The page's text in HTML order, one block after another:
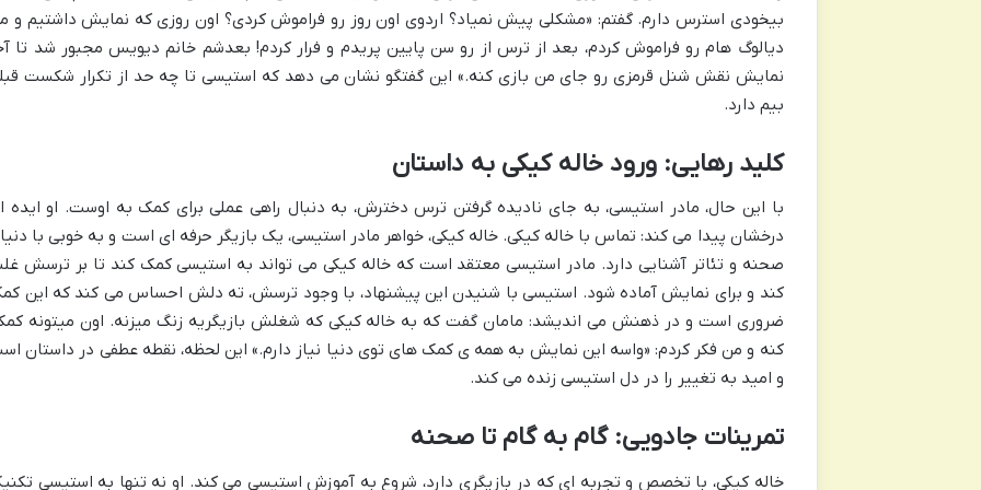
بی­خودی استرس دارم. گفتم: «مشکلی پیش نمیاد؟ اردوی اون روز رو فراموش کردی؟ اون روزی که نمایش داشتیم و
دیالوگ ­هام رو فراموش کردم، بعد از ترس از رو سن پایین پریدم و فرار کردم! بعدشم خانم دیویس مجبور شد تا
نمایش نقش شنل قرمزی رو جای من بازی کنه.» این گفتگو نشان می دهد که استیسی تا چه حد از تکرار شکست
بیم دارد.
کلید رهایی: ورود خاله کیکی به داستان
با این حال، مادر استیسی، به جای نادیده گرفتن ترس دخترش، به دنبال راهی عملی برای کمک به اوست. او ایده
درخشان پیدا می کند: تماس با خاله کیکی. خاله کیکی، خواهر مادر استیسی، یک بازیگر حرفه ای است و به خوبی با
صحنه و تئاتر آشنایی دارد. مادر استیسی معتقد است که خاله کیکی می تواند به استیسی کمک کند تا بر ترسش
کند و برای نمایش آماده شود. استیسی با شنیدن این پیشنهاد، با وجود ترسش، ته دلش احساس می کند که این
ضروری است و در ذهنش می اندیشد: مامان گفت که به خاله­ کیکی که شغلش بازیگریه زنگ می­زنه. اون می­تونه
کنه و من فکر کردم: «واسه این نمایش به همه­ ی کمک ­های توی دنیا نیاز دارم.» این لحظه، نقطه عطفی در داستان
و امید به تغییر را در دل استیسی زنده می کند.
تمرینات جادویی: گام به گام تا صحنه
خاله کیکی، با تخصص و تجربه ای که در بازیگری دارد، شروع به آموزش استیسی می کند. او نه تنها به استیسی